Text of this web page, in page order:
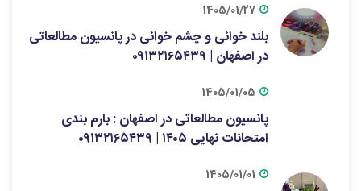
1405/01/27
بلند خوانی و چشم خوانی در پانسیون مطالعاتی
در اصفهان | ۰۹۱۳۲۱۶۵۴۳۹
1405/01/05
پانسیون مطالعاتی در اصفهان : بارم بندی
امتحانات نهایی ۱۴۰۵ | ۰۹۱۳۲۱۶۵۴۳۹
1405/01/01